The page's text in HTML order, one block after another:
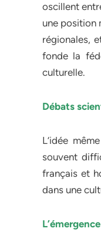
oscillent
une position
régionales,
fonde la
culturelle.
Débats
L’idée
souvent
français et
dans une